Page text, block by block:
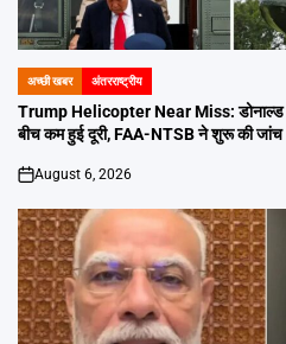
POSTED
IN
अच्छी खबर अंतरराष्ट्रीय
Trump Helicopter Near Miss: डोनाल्ड
बीच कम हुई दूरी, FAA-NTSB ने शुरू की जांच
on
August 6, 2026